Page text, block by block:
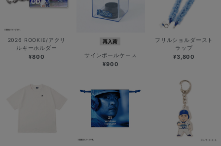
2026 ROOKIE/アクリ
ルキーホルダー
¥800
再入荷
サインボールケース
¥900
フリルショルダースト
ラップ
¥3,800